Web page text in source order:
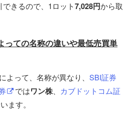
きるので、1ロット7,028円から取
っての名称の違いや最低売買単
よって、名称が異なり、 SBI証券
ではワン株、 カブドットコム証
ます。